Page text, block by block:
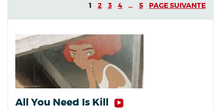
1 2 3 4 ... 5 PAGE SUIVANTE
All You Need Is Kill